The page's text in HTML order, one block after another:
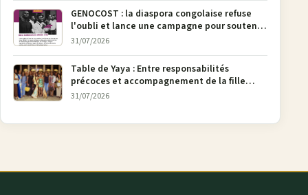
GENOCOST : la diaspora congolaise refuse
l'oubli et lance une campagne pour soutenir
la pétition FONAREV depuis Bruxelles
31/07/2026
Table de Yaya : Entre responsabilités
précoces et accompagnement de la fille
aînée, la diaspora en débat
31/07/2026